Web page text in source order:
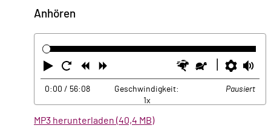
Anhören
Abspielen
Neustart
Zurück Schneller
Langsamer
0:00 / 56:08
Geschwindigkeit:
1x
Pausiert
MP3 herunterladen (40,4 MB)